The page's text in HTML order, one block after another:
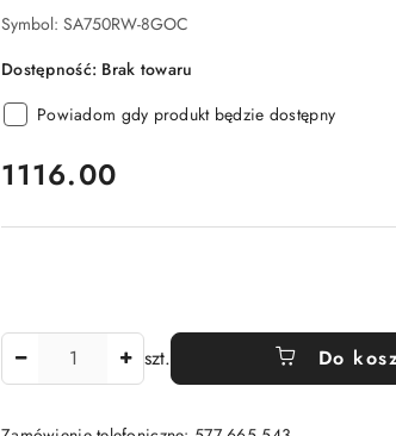
Symbol: SA750RW-8GOC
Dostępność: Brak towaru
Powiadom gdy produkt będzie dostępny
cena:
1116.00
szt. Do